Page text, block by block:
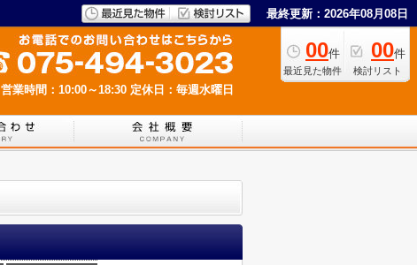
最終更新：2026年08月08日
00件
最近見た物件
00件
検討リスト
営業時間：10:00～18:30 定休日：毎週水曜日